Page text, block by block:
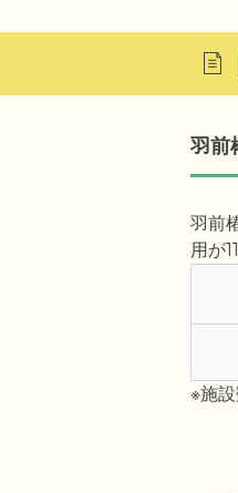
羽前
羽前
用が
※施